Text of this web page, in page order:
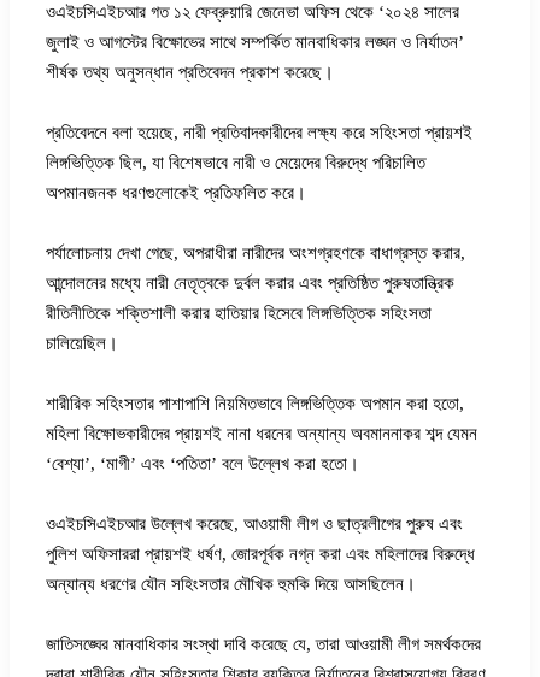
ওএইচসিএইচআর গত ১২ ফেব্রুয়ারি জেনেভা অফিস থেকে ‘২০২৪ সালের
জুলাই ও আগস্টের বিক্ষোভের সাথে সম্পর্কিত মানবাধিকার লঙ্ঘন ও নির্যাতন’
শীর্ষক তথ্য অনুসন্ধান প্রতিবেদন প্রকাশ করেছে।
প্রতিবেদনে বলা হয়েছে, নারী প্রতিবাদকারীদের লক্ষ্য করে সহিংসতা প্রায়শই
লিঙ্গভিত্তিক ছিল, যা বিশেষভাবে নারী ও মেয়েদের বিরুদ্ধে পরিচালিত
অপমানজনক ধরণগুলোকেই প্রতিফলিত করে।
পর্যালোচনায় দেখা গেছে, অপরাধীরা নারীদের অংশগ্রহণকে বাধাগ্রস্ত করার,
আন্দোলনের মধ্যে নারী নেতৃত্বকে দুর্বল করার এবং প্রতিষ্ঠিত পুরুষতান্ত্রিক
রীতিনীতিকে শক্তিশালী করার হাতিয়ার হিসেবে লিঙ্গভিত্তিক সহিংসতা
চালিয়েছিল।
শারীরিক সহিংসতার পাশাপাশি নিয়মিতভাবে লিঙ্গভিত্তিক অপমান করা হতো,
মহিলা বিক্ষোভকারীদের প্রায়শই নানা ধরনের অন্যান্য অবমাননাকর শব্দ যেমন
‘বেশ্যা’, ‘মাগী’ এবং ‘পতিতা’ বলে উল্লেখ করা হতো।
ওএইচসিএইচআর উল্লেখ করেছে, আওয়ামী লীগ ও ছাত্রলীগের পুরুষ এবং
পুলিশ অফিসাররা প্রায়শই ধর্ষণ, জোরপূর্বক নগ্ন করা এবং মহিলাদের বিরুদ্ধে
অন্যান্য ধরণের যৌন সহিংসতার মৌখিক হুমকি দিয়ে আসছিলেন।
জাতিসঙ্ঘের মানবাধিকার সংস্থা দাবি করেছে যে, তারা আওয়ামী লীগ সমর্থকদের